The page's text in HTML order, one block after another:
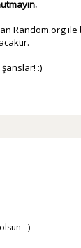
Random.org
:)
=)